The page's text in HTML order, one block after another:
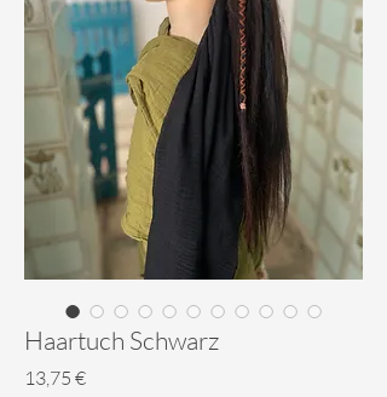
Haartuch Schwarz
13,75 €Preis